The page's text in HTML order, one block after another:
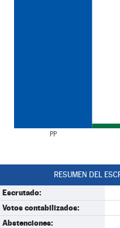
PP
RESUMEN DEL
Escrutado:
Votos contabilizados:
Abstenciones: